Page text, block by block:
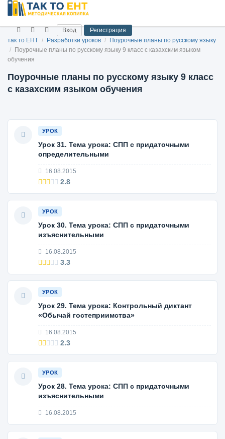
Вход
Регистрация
так то ЕНТ / Разработки уроков /
Поурочные планы по русскому языку
/
Поурочные планы по русскому языку 9 класс с казахским языком
обучения
Поурочные планы по русскому языку 9 класс
с казахским языком обучения
УРОК
Урок 31. Тема урока: СПП с придаточными
определительными
16.08.2015
2.8
УРОК
Урок 30. Тема урока: СПП с придаточными
изъяснительными
16.08.2015
3.3
УРОК
Урок 29. Тема урока: Контрольный диктант
«Обычай гостеприимства»
16.08.2015
2.3
УРОК
Урок 28. Тема урока: СПП с придаточными
изъяснительными
16.08.2015